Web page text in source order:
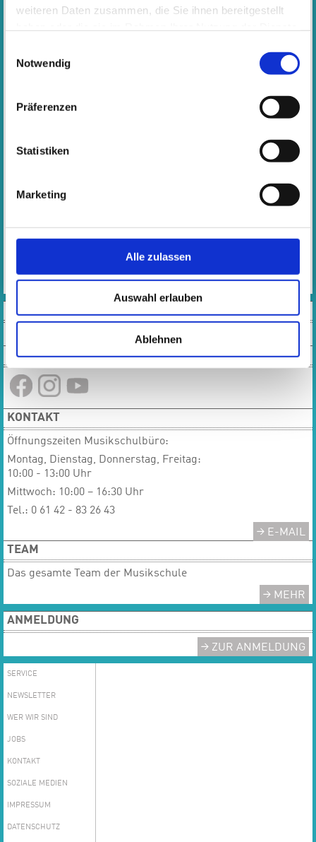
weiteren Daten zusammen, die Sie ihnen bereitgestellt
Datenschutzhinweise
Notwendig
Präferenzen
Statistiken
Marketing
Alle zulassen
Auswahl erlauben
Ablehnen
Leitung : GERALD BORK
Freitag, 18:45 - 19:45 Uhr
KOSTEN
Monatsrate 19,00 €
276,00 €, Monatsrate 23,00 €
ANMELDUNG
​​​​​​​Bitte benutzen Sie den Anmeldelink in der rechten
VIDEOS
SOCIAL MEDIA
KONTAKT
Öffnungszeiten Musikschulbüro:
Montag, Dienstag, Donnerstag, Freitag:
10:00 - 13:00 Uhr
Mittwoch: 10:00 – 16:30 Uhr
Tel.: 0 61 42 - 83 26 43
E-MAIL
TEAM
Das gesamte Team der Musikschule
MEHR
ANMELDUNG
ZUR ANMELDUNG
SERVICE
NEWSLETTER
WER WIR SIND
JOBS
KONTAKT
SOZIALE MEDIEN
IMPRESSUM
DATENSCHUTZ